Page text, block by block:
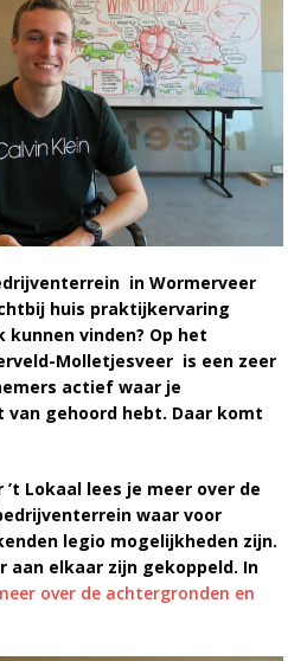
in Wormerveer
huis praktijkervaring
kunnen vinden? Op het
Molletjesveer is een zeer
actief waar je
gehoord hebt. Daar komt
Lokaal lees je meer over de
waar voor
legio mogelijkheden zijn.
aan elkaar zijn gekoppeld. In
over de achtergronden en